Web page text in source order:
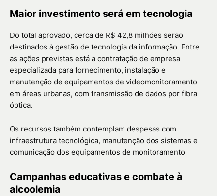
Maior investimento será em tecnologia
Do total aprovado, cerca de R$ 42,8 milhões serão
destinados à gestão de tecnologia da informação. Entre
as ações previstas está a contratação de empresa
especializada para fornecimento, instalação e
manutenção de equipamentos de videomonitoramento
em áreas urbanas, com transmissão de dados por fibra
óptica.
Os recursos também contemplam despesas com
infraestrutura tecnológica, manutenção dos sistemas e
comunicação dos equipamentos de monitoramento.
Campanhas educativas e combate à
alcoolemia